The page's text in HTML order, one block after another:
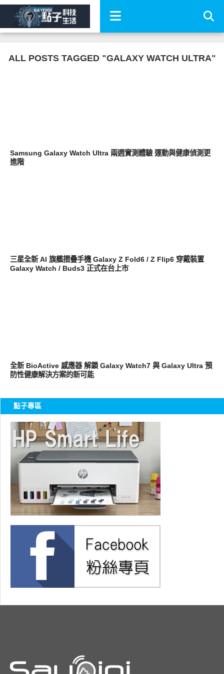
ALL POSTS TAGGED "GALAXY WATCH ULTRA"
Samsung Galaxy Watch Ultra 兩週實測體驗 運動與健康偵測更
進階
三星全新 AI 旗艦摺疊手機 Galaxy Z Fold6 / Z Flip6 穿戴裝置
Galaxy Watch / Buds3 正式在台上市
全新 BioActive 感應器 解鎖 Galaxy Watch7 與 Galaxy Ultra 預
防性健康解決方案的新可能
點子專區